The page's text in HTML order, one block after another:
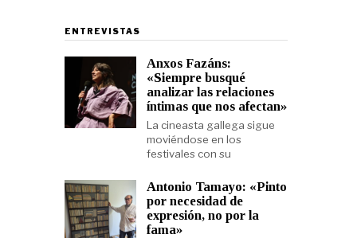
ENTREVISTAS
Anxos Fazáns:
«Siempre busqué
analizar las relaciones
íntimas que nos afectan»
La cineasta gallega sigue
moviéndose en los
festivales con su
Antonio Tamayo: «Pinto
por necesidad de
expresión, no por la
fama»